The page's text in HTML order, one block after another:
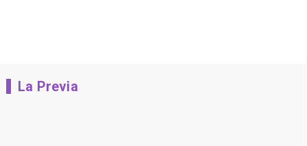
La Previa